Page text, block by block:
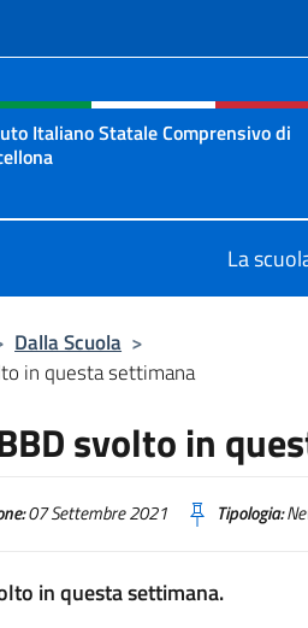
social e
Italiano Statale Comprensivo di
La
Dalla Scuola >
in questa settimana
svolto in
07 Settembre 2021 Tipologia:
in questa settimana.